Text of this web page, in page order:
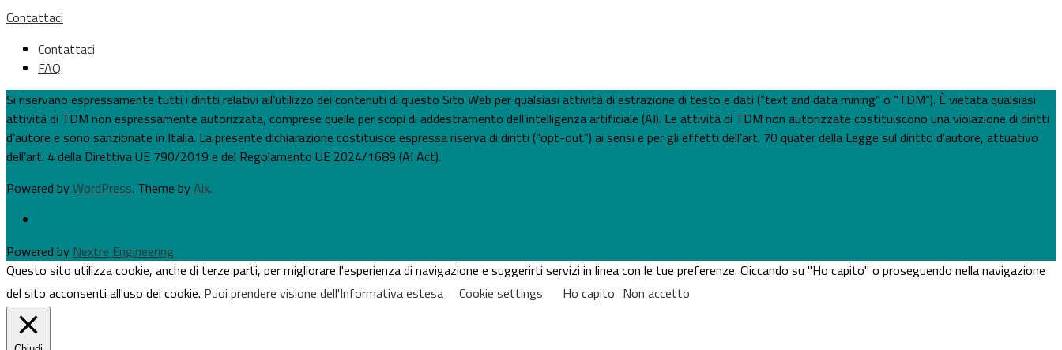
Contattaci
Contattaci
FAQ
Si riservano espressamente tutti i diritti relativi all’utilizzo dei contenuti di questo Sito Web per qualsiasi attività di estrazione di testo e dati (“text and data mining” o “TDM”). È vietata qualsiasi
attività di TDM non espressamente autorizzata, comprese quelle per scopi di addestramento dell’intelligenza artificiale (AI). Le attività di TDM non autorizzate costituiscono una violazione di diritti
d’autore e sono sanzionate in Italia. La presente dichiarazione costituisce espressa riserva di diritti (“opt-out”) ai sensi e per gli effetti dell’art. 70 quater della Legge sul diritto d'autore, attuativo
dell’art. 4 della Direttiva UE 790/2019 e del Regolamento UE 2024/1689 (AI Act).
Powered byWordPress. Theme byAlx.
Powered by Nextre Engineering
Questo sito utilizza cookie, anche di terze parti, per migliorare l'esperienza di navigazione e suggerirti servizi in linea con le tue preferenze. Cliccando su "Ho capito" o proseguendo nella navigazione
del sito acconsenti all'uso dei cookie. Puoi prendere visione dell'Informativa estesa Cookie settings Ho capito Non accetto